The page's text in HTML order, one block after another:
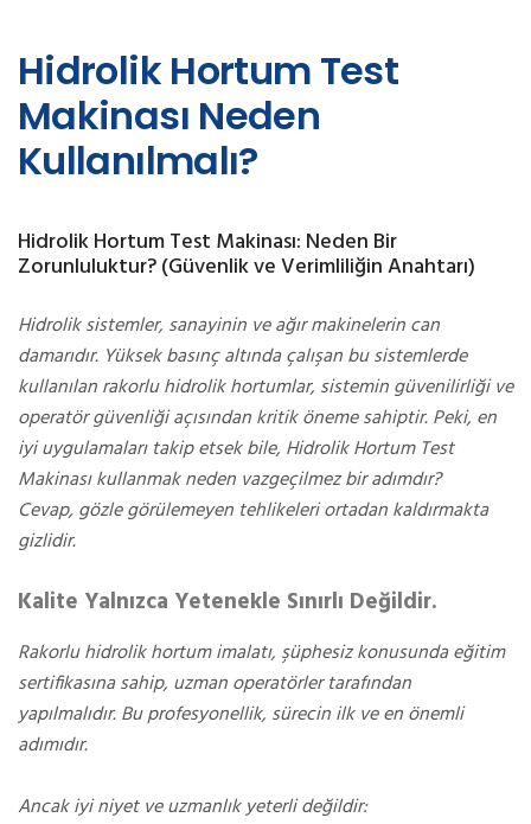
Hidrolik Hortum Test
Makinası Neden
Kullanılmalı?
Hidrolik Hortum Test Makinası: Neden Bir
Zorunluluktur? (Güvenlik ve Verimliliğin Anahtarı)
Hidrolik sistemler, sanayinin ve ağır makinelerin can
damarıdır. Yüksek basınç altında çalışan bu sistemlerde
kullanılan rakorlu hidrolik hortumlar, sistemin güvenilirliği ve
operatör güvenliği açısından kritik öneme sahiptir. Peki, en
iyi uygulamaları takip etsek bile, Hidrolik Hortum Test
Makinası kullanmak neden vazgeçilmez bir adımdır?
Cevap, gözle görülemeyen tehlikeleri ortadan kaldırmakta
gizlidir.
Kalite Yalnızca Yetenekle Sınırlı Değildir.
Rakorlu hidrolik hortum imalatı, şüphesiz konusunda eğitim
sertifikasına sahip, uzman operatörler tarafından
yapılmalıdır. Bu profesyonellik, sürecin ilk ve en önemli
adımıdır.
Ancak iyi niyet ve uzmanlık yeterli değildir: